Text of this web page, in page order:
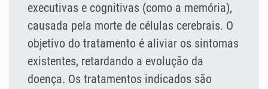
executivas e cognitivas (como a memória),
causada pela morte de células cerebrais. O
objetivo do tratamento é aliviar os sintomas
existentes, retardando a evolução da
doença. Os tratamentos indicados são